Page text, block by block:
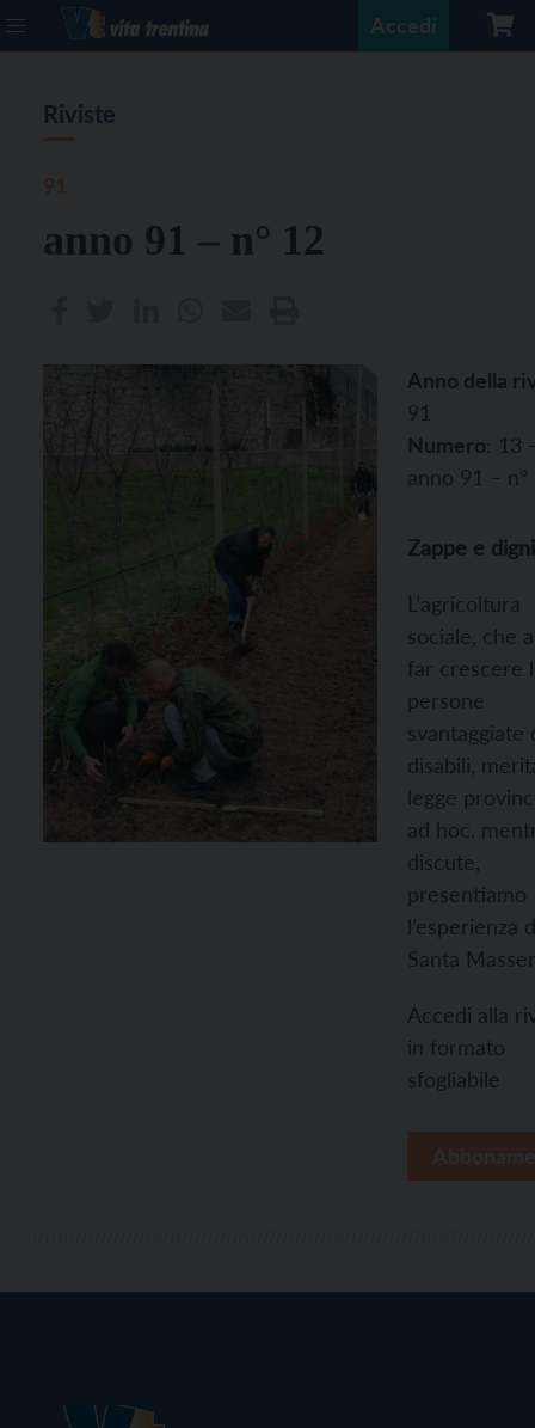
Accedi
Riviste
anno 91 – n° 12
Anno della
91
Numero: 13 -
anno 91 – n°
Zappe e
L’agricoltura
sociale, che
far crescere
persone
svantaggiate
disabili,
legge
ad hoc.
discute,
presentiamo
l’esperienza
Santa
Accedi alla
in formato
sfogliabile